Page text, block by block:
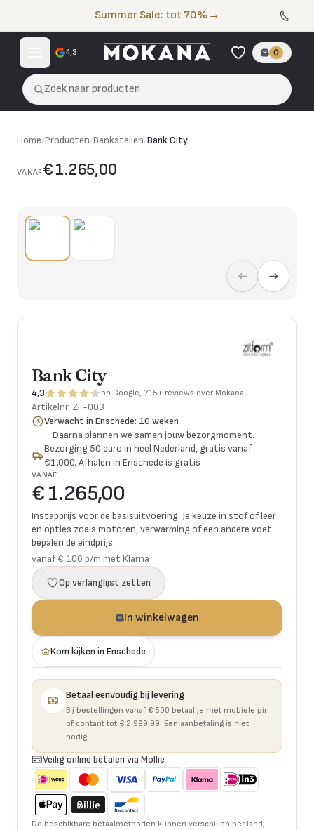
Summer Sale: tot 70% →
4,3 0
Zoek naar producten
Home/Producten/Bankstellen/Bank City
VANAF€ 1.265,00
Bank City
4,3 op Google, 715+ reviews over Mokana
Artikelnr. ZF-003
Verwacht in Enschede: 10 weken
Daarna plannen we samen jouw bezorgmoment.
Bezorging 50 euro in heel Nederland, gratis vanaf
€1.000. Afhalen in Enschede is gratis
VANAF
€ 1.265,00
Instapprijs voor de basisuitvoering. Je keuze in stof of leer
en opties zoals motoren, verwarming of een andere voet
bepalen de eindprijs.
vanaf € 106 p/m met Klarna
Op verlanglijst zetten
In winkelwagen
Kom kijken in Enschede
Betaal eenvoudig bij levering
Bij bestellingen vanaf € 500 betaal je met mobiele pin
of contant tot € 2.999,99. Een aanbetaling is niet
nodig.
Veilig online betalen via Mollie
De beschikbare betaalmethoden kunnen verschillen per land,